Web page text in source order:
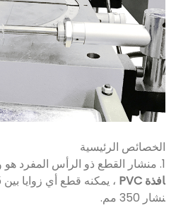
الخصائص الرئيسية
1. منشار القطع ذو الرأس المفرد هو واحد من
افذة PVC
نشار 350 مم.